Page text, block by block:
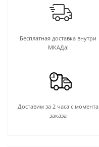
Бесплатная доставка внутри
МКАДа!
Доставим за 2 часа с момента
заказа